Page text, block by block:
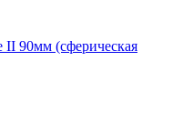
II 90мм (сферическая